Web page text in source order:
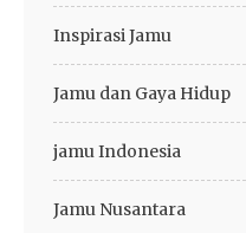
Inspirasi Jamu
Jamu dan Gaya Hidup
jamu Indonesia
Jamu Nusantara